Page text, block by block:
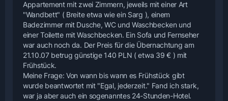
Appartement mit zwei Zimmern, jeweils mit einer Art
"Wandbett" ( Breite etwa wie ein Sarg ), einem
Badezimmer mit Dusche, WC und Waschbecken und
einer Toilette mit Waschbecken. Ein Sofa und Fernseher
war auch noch da. Der Preis für die Übernachtung am
21.10.07 betrug günstige 140 PLN ( etwa 39 € ) mit
Frühstück.
Meine Frage: Von wann bis wann es Frühstück gibt
wurde beantwortet mit "Egal, jederzeit." Fand ich stark,
war ja aber auch ein sogenanntes 24-Stunden-Hotel.